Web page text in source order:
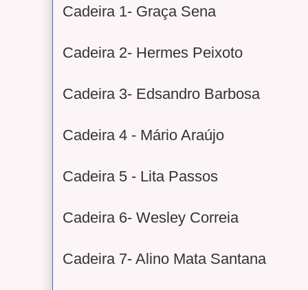
Cadeira 1- Graça Sena
Cadeira 2- Hermes Peixoto
Cadeira 3- Edsandro Barbosa
Cadeira 4 - Mário Araújo
Cadeira 5 - Lita Passos
Cadeira 6- Wesley Correia
Cadeira 7- Alino Mata Santana